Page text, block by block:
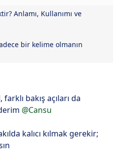
Anlamı, Kullanımı ve
bir kelime olmanın
bakış açıları da
@Cansu
kalıcı kılmak gerekir;